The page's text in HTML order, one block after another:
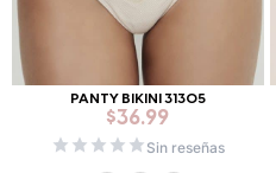
PANTY BIKINI 31305
$36.99
Sin reseñas